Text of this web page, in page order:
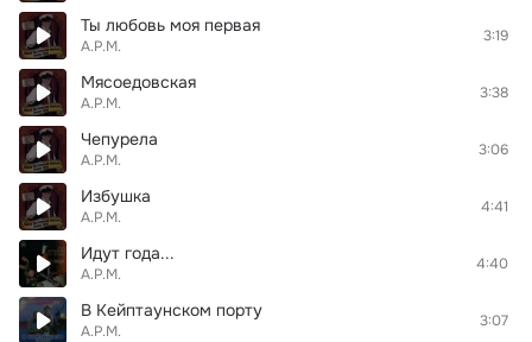
Ты любовь моя первая
А.Р.М.
3:19
Мясоедовская
А.Р.М.
3:38
Чепурела
А.Р.М.
3:06
Избушка
А.Р.М.
4:41
Идут года...
А.Р.М.
4:40
В Кейптаунском порту
А.Р.М.
3:07